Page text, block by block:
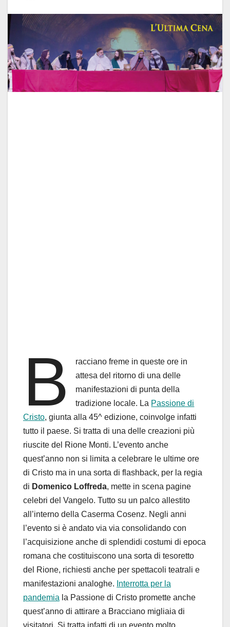
B
racciano freme in queste ore in
attesa del ritorno di una delle
manifestazioni di punta della
tradizione locale. La Passione di
Cristo, giunta alla 45^ edizione, coinvolge infatti
tutto il paese. Si tratta di una delle creazioni più
riuscite del Rione Monti. L’evento anche
quest’anno non si limita a celebrare le ultime ore
di Cristo ma in una sorta di flashback, per la regia
di Domenico Loffreda, mette in scena pagine
celebri del Vangelo. Tutto su un palco allestito
all’interno della Caserma Cosenz. Negli anni
l’evento si è andato via via consolidando con
l’acquisizione anche di splendidi costumi di epoca
romana che costituiscono una sorta di tesoretto
del Rione, richiesti anche per spettacoli teatrali e
manifestazioni analoghe. Interrotta per la
pandemia la Passione di Cristo promette anche
quest’anno di attirare a Bracciano migliaia di
visitatori. Si tratta infatti di un evento molto